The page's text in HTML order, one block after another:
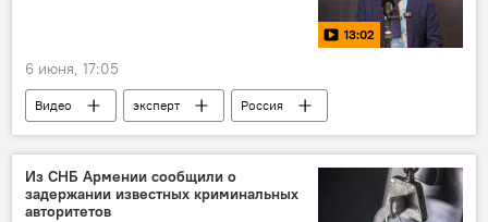
13:02
6 июня, 17:05
Видео эксперт
Россия
Общество
Из СНБ Армении сообщили о
задержании известных криминальных
авторитетов